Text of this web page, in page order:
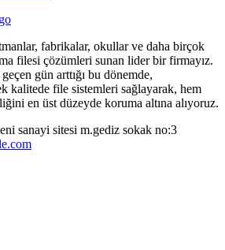
fabrikalar, okullar ve daha birçok
filesi çözümleri sunan lider bir firmayız.
gün arttığı bu dönemde,
kalitede file sistemleri sağlayarak, hem
en üst düzeyde koruma altına alıyoruz.
sanayi sitesi m.gediz sokak no:3